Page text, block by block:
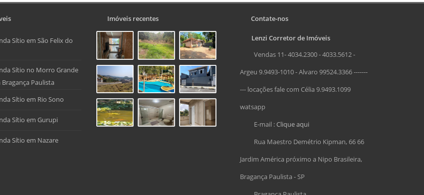
Sítio em São Felix do
Sítio no Morro Grande
Paulista
Sítio em Rio Sono
Sítio em Gurupi
Sítio em Nazare
Imóveis recentes Contate-nos
Lenzi Corretor de Imóveis
Vendas 11- 4034.2300 - 4033.5612 -
Argeu 9.9493-1010 - Alvaro 99524.3366 -------
--- locações fale com Célia 9.9493.1099
watsapp
E-mail :Clique aqui
Rua Maestro Demétrio Kipman, 66 66
Jardim América próximo a Nipo Brasileira,
Bragança Paulista - SP